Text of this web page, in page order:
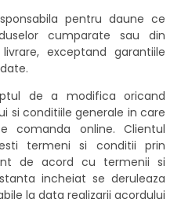
pentru daune ce
cumparate sau din
exceptand garantiile
de a modifica oricand
si conditiile generale in care
comanda online. Clientul
termeni si conditii prin
de acord cu termenii si
incheiat se deruleaza
la data realizarii acordului